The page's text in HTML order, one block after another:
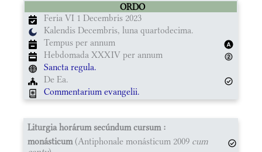
ORDO
Feria VI 1 Decembris 2023
Kalendis Decembris, luna quartodecima.
Tempus per annum
Hebdomada XXXIV per annum
Sancta regula.
De Ea.
Commentarium evangelii.
Liturgia horárum secúndum cursum :
monásticum(Antiphonale monásticum 2009 cum